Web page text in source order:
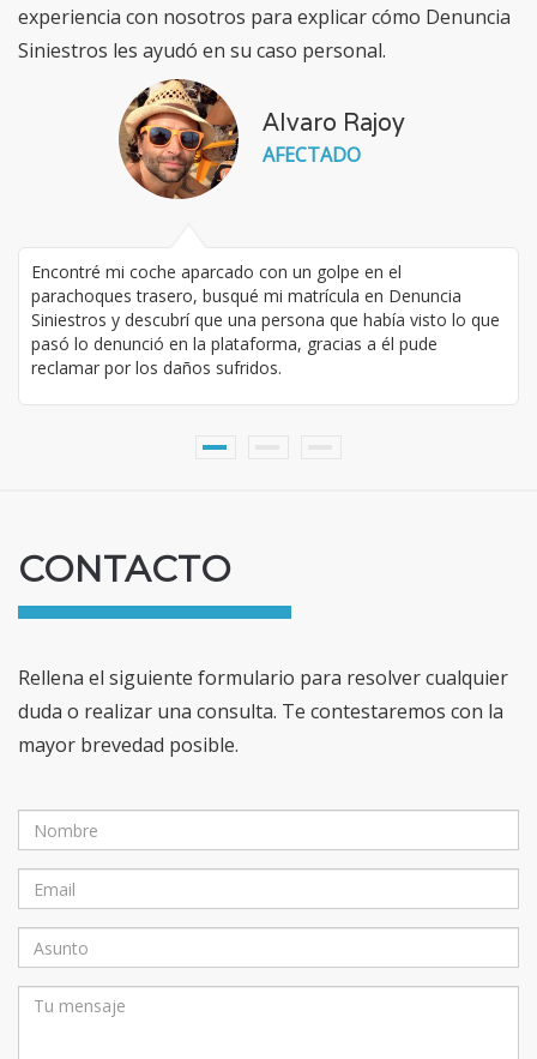
experiencia con nosotros para explicar cómo Denuncia
Siniestros les ayudó en su caso personal.
Alvaro Rajoy
AFECTADO
Encontré mi coche aparcado con un golpe en el
parachoques trasero, busqué mi matrícula en Denuncia
Siniestros y descubrí que una persona que había visto lo que
pasó lo denunció en la plataforma, gracias a él pude
reclamar por los daños sufridos.
Jordi Pérez
INFRACTOR
Aparcando mi vehículo le di un golpe a una moto sin querer y
la tiré al suelo. Conociendo Denuncia Siniestro denuncié mi
propia infracción en la plataforma para que el afectado
pueda encontrarme.
Elena Palacín
AFECTADA
CONTACTO
Rellena el siguiente formulario para resolver cualquier
duda o realizar una consulta. Te contestaremos con la
mayor brevedad posible.